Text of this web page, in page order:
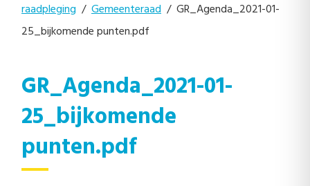
raadpleging / Gemeenteraad / GR_Agenda_2021-01-
25_bijkomende punten.pdf
GR_Agenda_2021-01-
25_bijkomende
punten.pdf